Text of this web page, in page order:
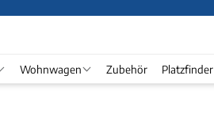
Wohnwagen Zubehör Platzfinder